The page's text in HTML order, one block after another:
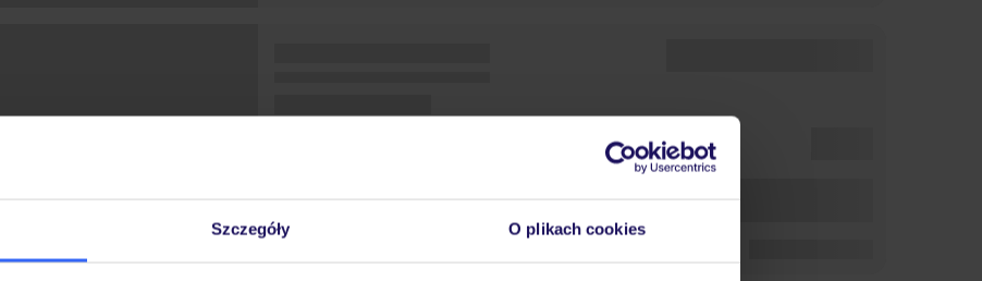
Szczegóły O plikach cookies